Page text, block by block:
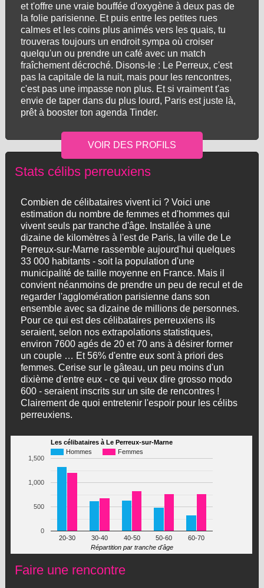
et t'offre une vraie bouffée d'oxygène à deux pas de
la folie parisienne. Et puis entre les petites rues
calmes et les coins plus animés vers les quais, tu
trouveras toujours un endroit sympa où croiser
quelqu'un ou prendre un café avec un match
fraîchement décroché. Disons-le : Le Perreux, c'est
pas la capitale de la nuit, mais pour les rencontres,
c'est pas une impasse non plus. Et si vraiment t'as
envie de taper dans du plus lourd, Paris est juste là,
prêt à booster ton agenda Tinder.
Stats célibs perreuxiens
Combien de célibataires vivent ici ? Voici une
estimation du nombre de femmes et d'hommes qui
vivent seuls par tranche d'âge. Installée à une
dizaine de kilomètres à l'est de Paris, la ville de Le
Perreux-sur-Marne rassemble aujourd'hui quelques
33 000 habitants - soit la population d'une
municipalité de taille moyenne en France. Mais il
convient néanmoins de prendre un peu de recul et de
regarder l'agglomération parisienne dans son
ensemble avec sa dizaine de millions de personnes.
Pour ce qui est des célibataires perreuxiens ils
seraient, selon nos extrapolations statistiques,
environ 7600 agés de 20 et 70 ans à désirer former
un couple … Et 56% d'entre eux sont à priori des
femmes. Cerise sur le gâteau, un peu moins d'un
dixième d'entre eux - ce qui veux dire grosso modo
600 - seraient inscrits sur un site de rencontres !
Clairement de quoi entretenir l'espoir pour les célibs
perreuxiens.
Les célibataires à Le Perreux-sur-Marne
Hommes
Femmes
20-30 30-40 40-50 50-60 60-70
0
500
1,000
1,500
Répartition par tranche d'âge
Faire une rencontre